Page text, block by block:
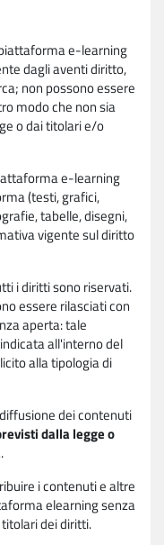
e-learning
dagli aventi diritto,
non possono essere
modo che non sia
o dai titolari e/o
e-learning
(testi, grafici,
tabelle, disegni,
vigente sul diritto
i diritti sono riservati.
essere rilasciati con
aperta: tale
all'interno del
alla tipologia di
dei contenuti
dalla legge o
.
i contenuti e altre
elearning senza
dei diritti.